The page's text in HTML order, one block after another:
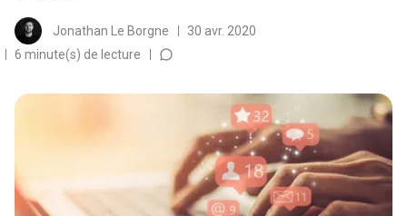
Jonathan Le Borgne
30 avr. 2020
6 minute(s) de lecture